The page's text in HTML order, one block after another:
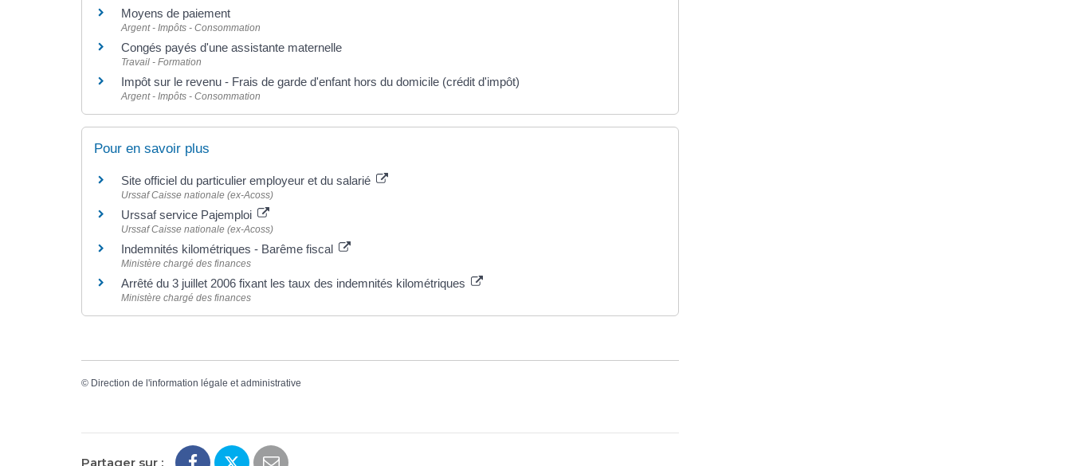
Moyens de paiement
Argent - Impôts - Consommation
Congés payés d'une assistante maternelle
Travail - Formation
Impôt sur le revenu - Frais de garde d'enfant hors du domicile (crédit d'impôt)
Argent - Impôts - Consommation
Pour en savoir plus
Site officiel du particulier employeur et du salarié
Urssaf Caisse nationale (ex-Acoss)
Urssaf service Pajemploi
Urssaf Caisse nationale (ex-Acoss)
Indemnités kilométriques - Barême fiscal
Ministère chargé des finances
Arrêté du 3 juillet 2006 fixant les taux des indemnités kilométriques
Ministère chargé des finances
© Direction de l'information légale et administrative
Partager sur :